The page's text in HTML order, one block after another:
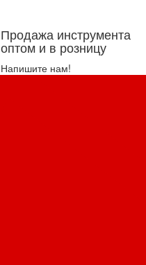
Продажа инструмента
оптом и в розницу
Напишите нам!